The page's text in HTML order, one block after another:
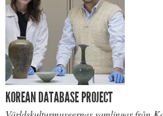
KOREAN DATABASE PROJECT